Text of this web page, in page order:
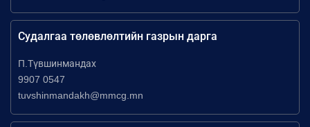
Судалгаа төлөвлөлтийн газрын дарга
П.Түвшинмандах
9907 0547
tuvshinmandakh@mmcg.mn